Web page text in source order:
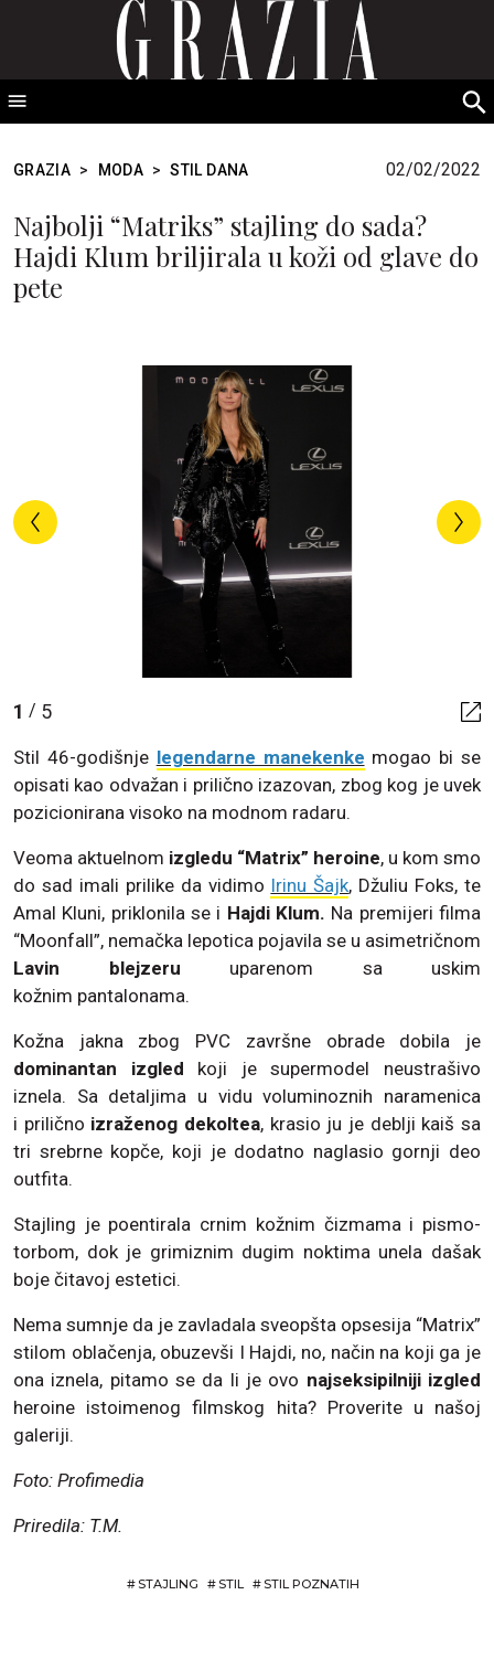
GRAZIA Srbija
GRAZIA > MODA > STIL DANA 02/02/2022
Najbolji “Matriks” stajling do sada?
Hajdi Klum briljirala u koži od glave do
pete
1 / 5
Stil 46-godišnje legendarne manekenke mogao bi se
opisati kao odvažan i prilično izazovan, zbog kog je uvek
pozicionirana visoko na modnom radaru.
Veoma aktuelnom izgledu “Matrix” heroine, u kom smo
do sad imali prilike da vidimo Irinu Šajk, Džuliu Foks, te
Amal Kluni, priklonila se i Hajdi Klum. Na premijeri filma
“Moonfall”, nemačka lepotica pojavila se u asimetričnom
Lavin blejzeru uparenom sa uskim
kožnim pantalonama.
Kožna jakna zbog PVC završne obrade dobila je
dominantan izgled koji je supermodel neustrašivo
iznela. Sa detaljima u vidu voluminoznih naramenica
i prilično izraženog dekoltea, krasio ju je deblji kaiš sa
tri srebrne kopče, koji je dodatno naglasio gornji deo
outfita.
Stajling je poentirala crnim kožnim čizmama i pismo-
torbom, dok je grimiznim dugim noktima unela dašak
boje čitavoj estetici.
Nema sumnje da je zavladala sveopšta opsesija “Matrix”
stilom oblačenja, obuzevši I Hajdi, no, način na koji ga je
ona iznela, pitamo se da li je ovo najseksipilniji izgled
heroine istoimenog filmskog hita? Proverite u našoj
galeriji.
Foto: Profimedia
Priredila: T.M.
# STAJLING # STIL # STIL POZNATIH